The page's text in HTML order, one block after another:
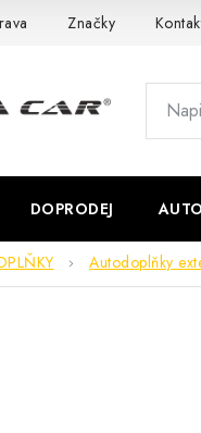
Značky
DOPRODEJ
Autodoplňky